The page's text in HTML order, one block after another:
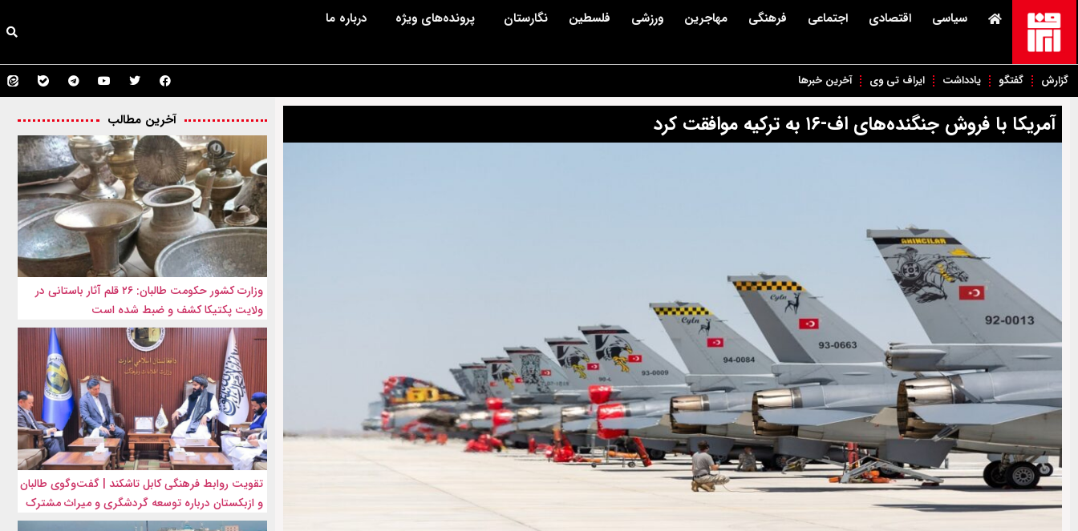
سیاسی اقتصادی اجتماعی فرهنگی مهاجرین ورزشی فلسطین نگارستان پرونده‌های ویژه درباره ما
گزارش گفتگو یادداشت ایراف تی وی آخرین خبرها
آمریکا با فروش جنگنده‌های اف-‌۱۶ به ترکیه موافقت کرد آخرین مطالب
وزارت کشور حکومت طالبان: ۲۶ قلم آثار باستانی در
ولایت پکتیکا کشف و ضبط شده است
تقویت روابط فرهنگی کابل تاشکند | گفت‌وگوی طالبان
و ازبکستان درباره توسعه گردشگری و میراث مشترک